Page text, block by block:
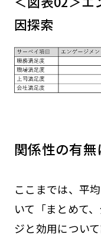
因探索
関係性の有
ここまでは、平
いて「まとめて
ジと効用について